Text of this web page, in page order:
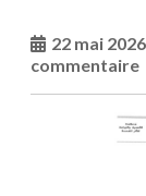
22 mai 2026
commentaire